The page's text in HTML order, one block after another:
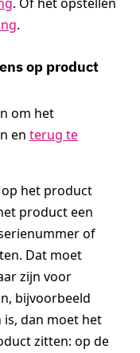
.
op product
om het
en terug te
het product
product een
of
Dat moet
zijn voor
bijvoorbeeld
dan moet het
zitten: op de